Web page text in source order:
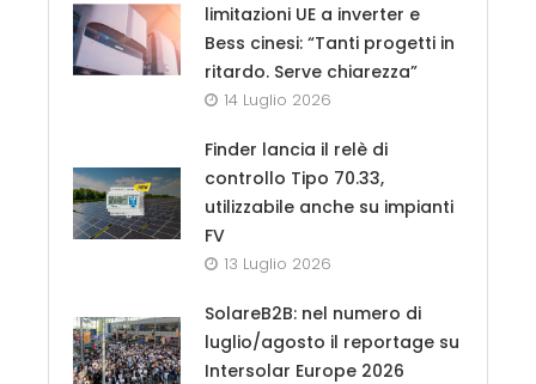
limitazioni UE a inverter e
Bess cinesi: “Tanti progetti in
ritardo. Serve chiarezza”
14 Luglio 2026
Finder lancia il relè di
controllo Tipo 70.33,
utilizzabile anche su impianti
FV
13 Luglio 2026
SolareB2B: nel numero di
luglio/agosto il reportage su
Intersolar Europe 2026